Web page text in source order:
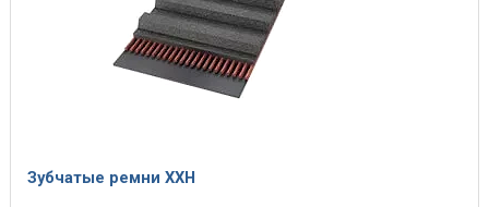
Зубчатые ремни XХН